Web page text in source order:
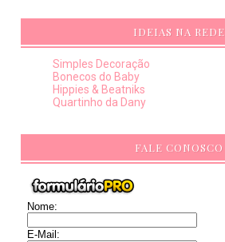
IDEIAS NA REDE
Simples Decoração
Bonecos do Baby
Hippies & Beatniks
Quartinho da Dany
FALE CONOSCO
Nome:
E-Mail: